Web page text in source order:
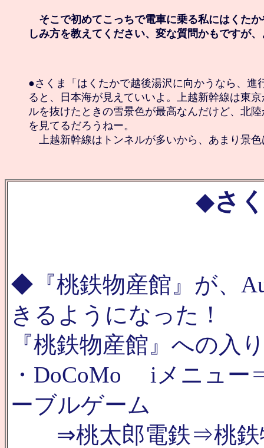
そこで初めてこっちで電車に乗る私にはくた
しみ方を教えてください、変な質問かもですが
●さくま「はくたかで越後湯沢に向かうなら、進
ると、日本海が見えていいよ。上越新幹線は東
ルを抜けたときの雪景色が最高なんだけど、北
を見てるだろうねー。
上越新幹線はトンネルが多いから、あまり景
◆さ
◆『桃鉄物産館』が、
きるようになった！
『桃鉄物産館』への入
・DoCoMo iメニュ
ーブルゲーム
⇒桃太郎電鉄⇒桃鉄